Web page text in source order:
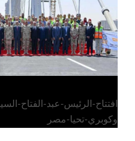
افتتاح-الرئيس-عبد-الفتاح-
وكوبري-تحيا-مصر